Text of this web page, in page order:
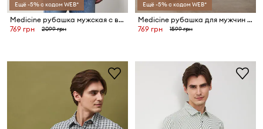
Ещё -5% с кодом WEB*
Medicine рубашка мужская с вискозой
769 грн
2099 грн
Ещё -5% с кодом WEB*
Medicine рубашка для мужчин с модалом
769 грн
1599 грн